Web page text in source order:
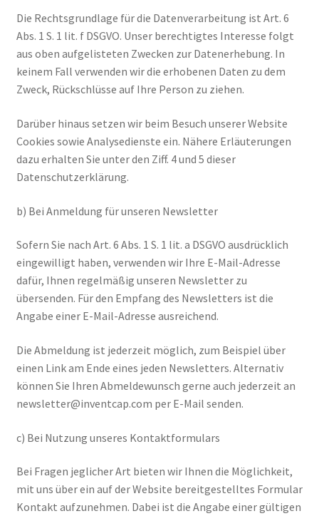
Die Rechtsgrundlage für die Datenverarbeitung ist Art. 6
Abs. 1 S. 1 lit. f DSGVO. Unser berechtigtes Interesse folgt
aus oben aufgelisteten Zwecken zur Datenerhebung. In
keinem Fall verwenden wir die erhobenen Daten zu dem
Zweck, Rückschlüsse auf Ihre Person zu ziehen.
Darüber hinaus setzen wir beim Besuch unserer Website
Cookies sowie Analysedienste ein. Nähere Erläuterungen
dazu erhalten Sie unter den Ziff. 4 und 5 dieser
Datenschutzerklärung.
b) Bei Anmeldung für unseren Newsletter
Sofern Sie nach Art. 6 Abs. 1 S. 1 lit. a DSGVO ausdrücklich
eingewilligt haben, verwenden wir Ihre E-Mail-Adresse
dafür, Ihnen regelmäßig unseren Newsletter zu
übersenden. Für den Empfang des Newsletters ist die
Angabe einer E-Mail-Adresse ausreichend.
Die Abmeldung ist jederzeit möglich, zum Beispiel über
einen Link am Ende eines jeden Newsletters. Alternativ
können Sie Ihren Abmeldewunsch gerne auch jederzeit an
newsletter@inventcap.com per E-Mail senden.
c) Bei Nutzung unseres Kontaktformulars
Bei Fragen jeglicher Art bieten wir Ihnen die Möglichkeit,
mit uns über ein auf der Website bereitgestelltes Formular
Kontakt aufzunehmen. Dabei ist die Angabe einer gültigen